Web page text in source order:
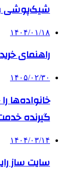
شیک‌پوشی
۱۴۰۴/۰۱/۱۸
راهنمای
۱۴۰۵/۰۲/۳۰
خانواده‌ها
گیرنده
۱۴۰۴/۰۳/۱۴
سایت ساز